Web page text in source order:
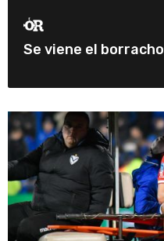
Se viene el borracho